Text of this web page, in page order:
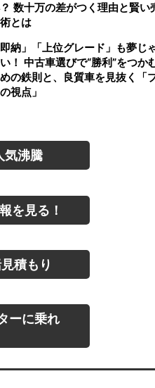
数十万の差がつく理由と賢い
とは
即納」「上位グレード」も夢じ
！ 中古車選びで“勝利”をつか
の鉄則と、良質車を見抜く「
視点」
気沸騰
を見る！
積もり
ーに乗れ